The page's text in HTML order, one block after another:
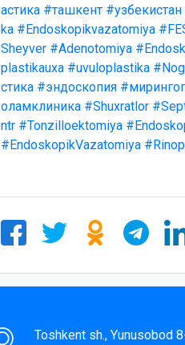
астика #ташкент #узбекистан
ka #Endoskopikvazatomiya
Sheyver #Adenotomiya
plastikauxa #uvuloplastika
стика #эндоскопия
оламклиника #Shuxratlor
ntr #Tonzilloektomiya
#EndoskopikVazatomiya
Toshkent sh., Yunusobod